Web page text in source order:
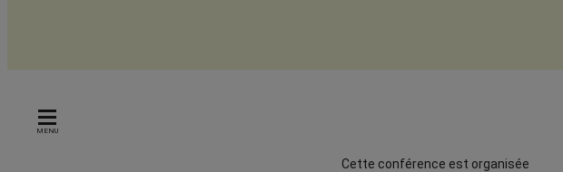
MENU
Cette conférence est organisée